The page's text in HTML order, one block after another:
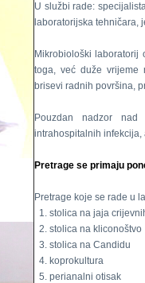
U službi rade:
laboratorijska tehničara,
Mikrobiološki
toga, već duže vrijeme
brisevi radnih površina,
Pouzdan nadzor
intrahospitalnih
Pretrage se primaju
Pretrage koje se rade u
1. stolica na jaja
2. stolica na kliconoštvo
3. stolica na Candidu
4. koprokultura
5. perianalni otisak